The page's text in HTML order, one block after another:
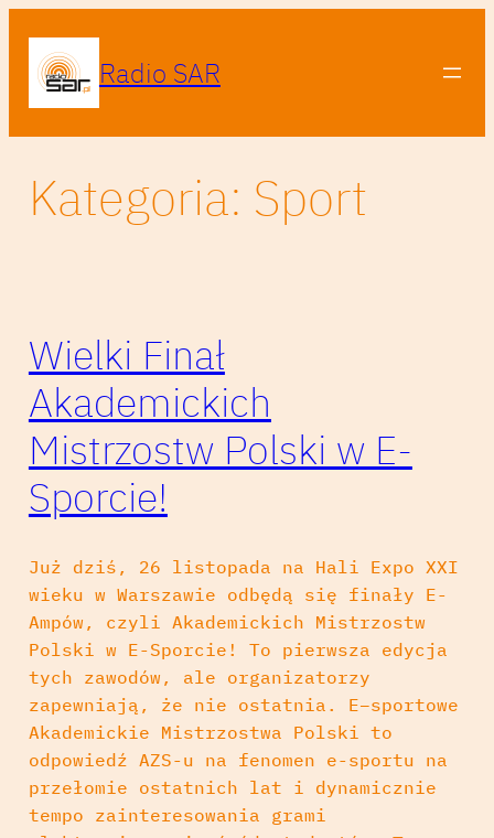
treści
Radio SAR
Kategoria: Sport
Wielki Finał
Akademickich
Mistrzostw Polski w E-
Sporcie!
Już dziś, 26 listopada na Hali Expo XXI
wieku w Warszawie odbędą się finały E-
Ampów, czyli Akademickich Mistrzostw
Polski w E-Sporcie! To pierwsza edycja
tych zawodów, ale organizatorzy
zapewniają, że nie ostatnia. E–sportowe
Akademickie Mistrzostwa Polski to
odpowiedź AZS-u na fenomen e-sportu na
przełomie ostatnich lat i dynamicznie
tempo zainteresowania grami